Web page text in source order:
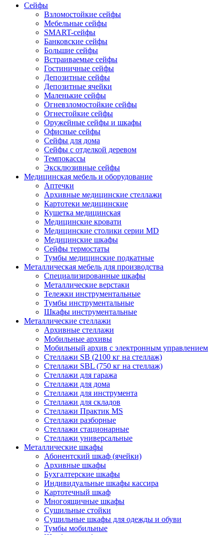
Сейфы
Взломостойкие сейфы
Мебельные сейфы
SMART-сейфы
Банковские сейфы
Большие сейфы
Встраиваемые сейфы
Гостиничные сейфы
Депозитные сейфы
Депозитные ячейки
Маленькие сейфы
Огневзломостойкие сейфы
Огнестойкие сейфы
Оружейные сейфы и шкафы
Офисные сейфы
Сейфы для дома
Сейфы с отделкой деревом
Темпокассы
Эксклюзивные сейфы
Медицинская мебель и оборудование
Аптечки
Архивные медицинские стеллажи
Картотеки медицинские
Кушетка медицинская
Медицинские кровати
Медицинские столики серии MD
Медицинские шкафы
Сейфы термостаты
Тумбы медицинские подкатные
Металлическая мебель для производства
Cпециализированные шкафы
Металлические верстаки
Тележки инструментальные
Тумбы инструментальные
Шкафы инструментальные
Металлические стеллажи
Архивные стеллажи
Мобильные архивы
Мобильный архив с электронным управлением
Стеллажи SB (2100 кг на стеллаж)
Стеллажи SBL (750 кг на стеллаж)
Стеллажи для гаража
Стеллажи для дома
Стеллажи для инструмента
Стеллажи для складов
Стеллажи Практик MS
Стеллажи разборные
Стеллажи стационарные
Стеллажи универсальные
Металлические шкафы
Абонентский шкаф (ячейки)
Архивные шкафы
Бухгалтерские шкафы
Индивидуальные шкафы кассира
Картотечный шкаф
Многоящичные шкафы
Сушильные стойки
Сушильные шкафы для одежды и обуви
Тумбы мобильные